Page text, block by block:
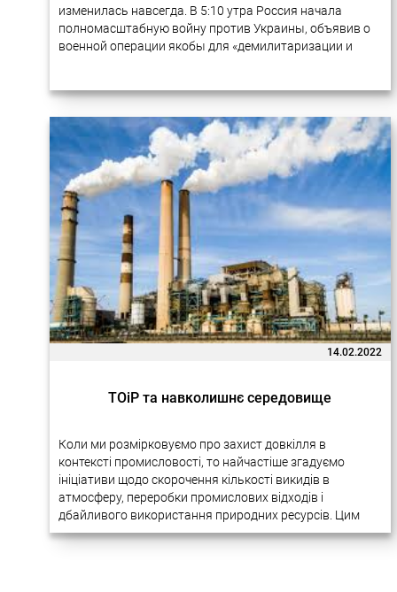
изменилась навсегда. В 5:10 утра Россия начала
полномасштабную войну против Украины, объявив о
военной операции якобы для «демилитаризации и
14.02.2022
ТОіР та навколишнє середовище
Коли ми розмірковуємо про захист довкілля в
контексті промисловості, то найчастіше згадуємо
ініціативи щодо скорочення кількості викидів в
атмосферу, переробки промислових відходів і
дбайливого використання природних ресурсів. Цим
питанням справді приділяється багато уваги на